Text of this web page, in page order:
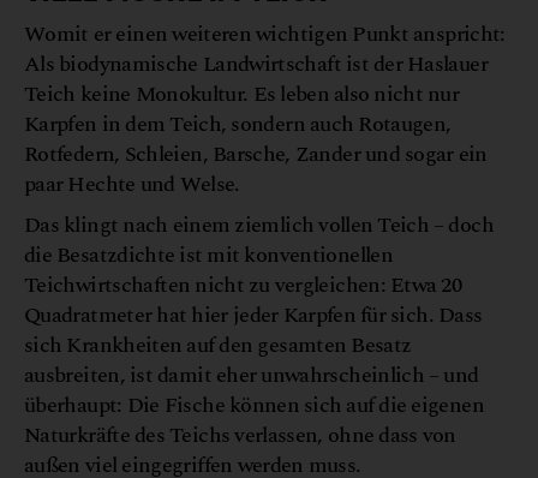
Womit er einen weiteren wichtigen Punkt anspricht:
Als biodynamische Landwirtschaft ist der Haslauer
Teich keine Monokultur. Es leben also nicht nur
Karpfen in dem Teich, sondern auch Rotaugen,
Rotfedern, Schleien, Barsche, Zander und sogar ein
paar Hechte und Welse.
Das klingt nach einem ziemlich vollen Teich – doch
die Besatzdichte ist mit konventionellen
Teichwirtschaften nicht zu vergleichen: Etwa 20
Quadratmeter hat hier jeder Karpfen für sich. Dass
sich Krankheiten auf den gesamten Besatz
ausbreiten, ist damit eher unwahrscheinlich – und
überhaupt: Die Fische können sich auf die eigenen
Naturkräfte des Teichs verlassen, ohne dass von
außen viel eingegriffen werden muss.